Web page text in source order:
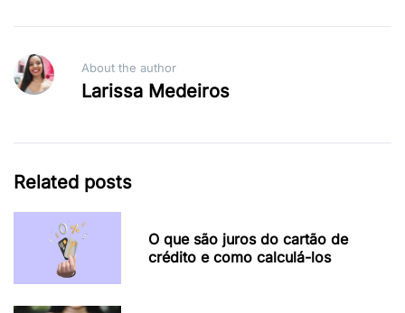
About the author
Larissa Medeiros
Related posts
O que são juros do cartão de
crédito e como calculá-los